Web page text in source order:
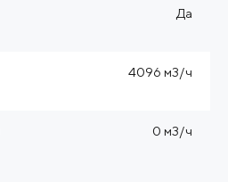
Да
4096 м3/ч
0 м3/ч